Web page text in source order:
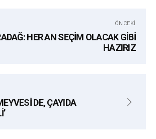
OYUNCU TIYATRO
ÖNCEKI
HER AN SEÇİM OLACAK GİBİ
HAZIRIZ
DE, ÇAYIDA